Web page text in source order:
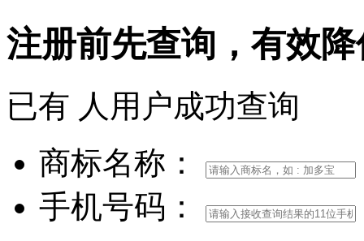
注册前先查询， 有效
已有 人用户成功查询
商标名称：
手机号码：